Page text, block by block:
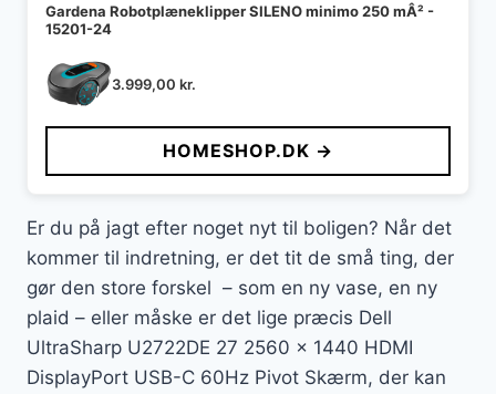
Gardena Robotplæneklipper SILENO minimo 250 mÂ² -
15201-24
3.999,00 kr.
HOMESHOP.DK →
Er du på jagt efter noget nyt til boligen? Når det
kommer til indretning, er det tit de små ting, der
gør den store forskel – som en ny vase, en ny
plaid – eller måske er det lige præcis Dell
UltraSharp U2722DE 27 2560 x 1440 HDMI
DisplayPort USB-C 60Hz Pivot Skærm, der kan